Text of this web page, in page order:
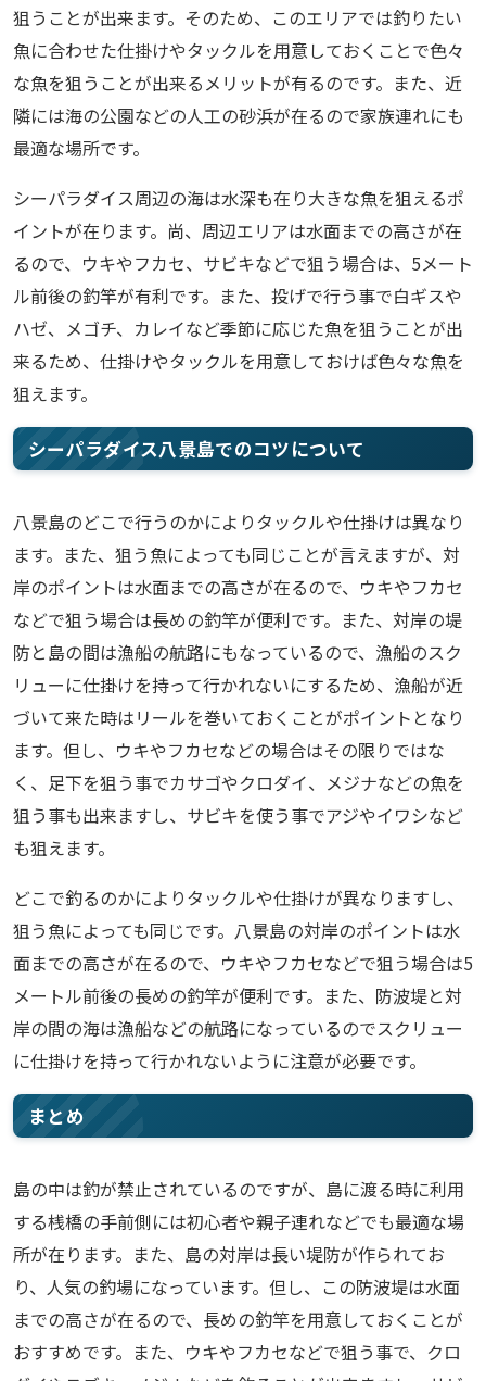
狙うことが出来ます。そのため、このエリアでは釣りたい
魚に合わせた仕掛けやタックルを用意しておくことで色々
な魚を狙うことが出来るメリットが有るのです。また、近
隣には海の公園などの人工の砂浜が在るので家族連れにも
最適な場所です。
シーパラダイス周辺の海は水深も在り大きな魚を狙えるポ
イントが在ります。尚、周辺エリアは水面までの高さが在
るので、ウキやフカセ、サビキなどで狙う場合は、5メート
ル前後の釣竿が有利です。また、投げで行う事で白ギスや
ハゼ、メゴチ、カレイなど季節に応じた魚を狙うことが出
来るため、仕掛けやタックルを用意しておけば色々な魚を
狙えます。
シーパラダイス八景島でのコツについて
八景島のどこで行うのかによりタックルや仕掛けは異なり
ます。また、狙う魚によっても同じことが言えますが、対
岸のポイントは水面までの高さが在るので、ウキやフカセ
などで狙う場合は長めの釣竿が便利です。また、対岸の堤
防と島の間は漁船の航路にもなっているので、漁船のスク
リューに仕掛けを持って行かれないにするため、漁船が近
づいて来た時はリールを巻いておくことがポイントとなり
ます。但し、ウキやフカセなどの場合はその限りではな
く、足下を狙う事でカサゴやクロダイ、メジナなどの魚を
狙う事も出来ますし、サビキを使う事でアジやイワシなど
も狙えます。
どこで釣るのかによりタックルや仕掛けが異なりますし、
狙う魚によっても同じです。八景島の対岸のポイントは水
面までの高さが在るので、ウキやフカセなどで狙う場合は5
メートル前後の長めの釣竿が便利です。また、防波堤と対
岸の間の海は漁船などの航路になっているのでスクリュー
に仕掛けを持って行かれないように注意が必要です。
まとめ
島の中は釣が禁止されているのですが、島に渡る時に利用
する桟橋の手前側には初心者や親子連れなどでも最適な場
所が在ります。また、島の対岸は長い堤防が作られてお
り、人気の釣場になっています。但し、この防波堤は水面
までの高さが在るので、長めの釣竿を用意しておくことが
おすすめです。また、ウキやフカセなどで狙う事で、クロ